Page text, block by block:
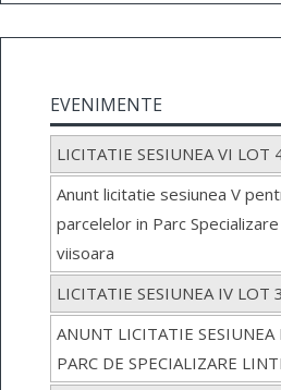
EVENIMENTE
LICITATIE SESIUNEA VI LOT
Anunt licitatie sesiunea V
parcelelor in Parc
viisoara
LICITATIE SESIUNEA IV LOT 3
ANUNT LICITATIE
PARC DE SPECIALIZARE